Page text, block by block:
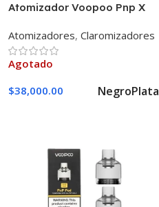
Atomizador Voopoo Pnp X
Atomizadores, Claromizadores
Agotado
$38,000.00 NegroPlata